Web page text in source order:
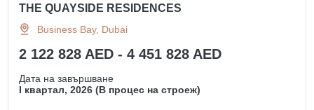
THE QUAYSIDE RESIDENCES
Business Bay, Dubai
2 122 828 AED - 4 451 828 AED
Дата на завършване
I квартал, 2026 (В процес на строеж)